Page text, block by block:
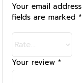
Your email
fields are marked *
Your review *